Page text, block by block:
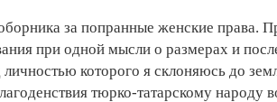
за попранные женские права.
при одной мысли о размерах и
которого я склоняюсь до
тюрко-татарскому